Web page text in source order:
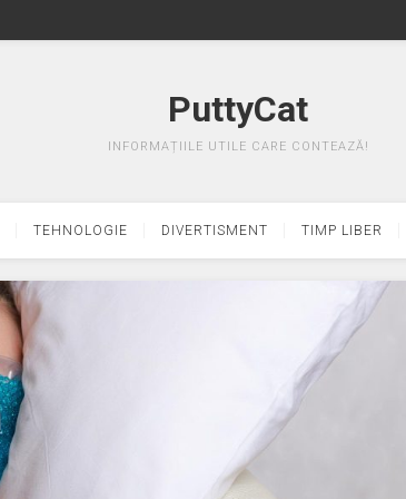
PuttyCat
INFORMAȚIILE UTILE CARE CONTEAZĂ!
TEHNOLOGIE DIVERTISMENT TIMP LIBER